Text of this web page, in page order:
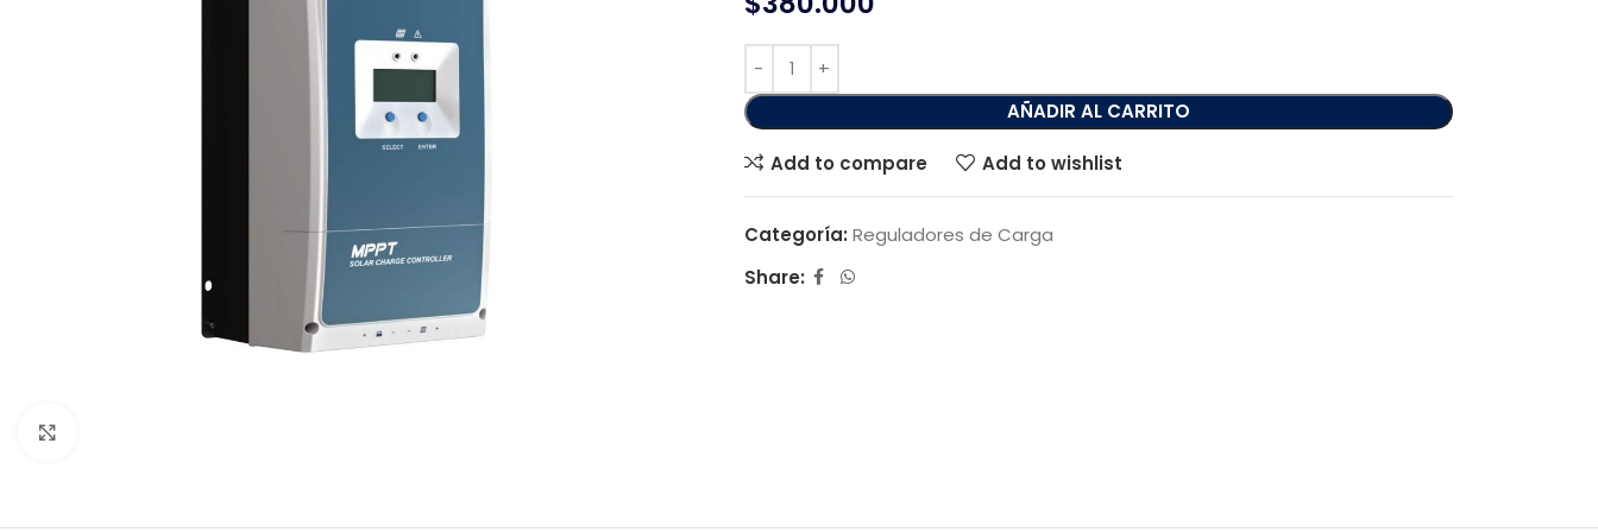
AÑADIR AL CARRITO
Add to compare Add to wishlist
Categoría: Reguladores de Carga
Share: